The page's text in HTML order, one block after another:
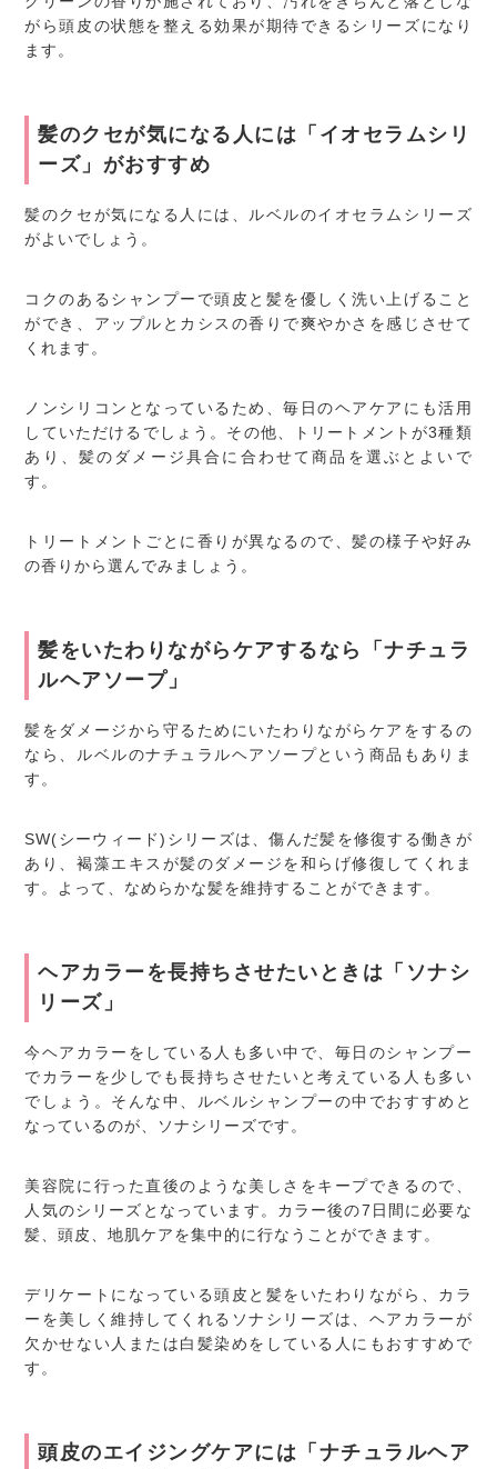
がら頭皮の状態を整える効果が期待できるシリーズになり
ます。
髪のクセが気になる人には「イオセラムシリ
ーズ」がおすすめ
髪のクセが気になる人には、ルベルのイオセラムシリーズ
がよいでしょう。
コクのあるシャンプーで頭皮と髪を優しく洗い上げること
ができ、アップルとカシスの香りで爽やかさを感じさせて
くれます。
ノンシリコンとなっているため、毎日のヘアケアにも活用
していただけるでしょう。その他、トリートメントが3種類
あり、髪のダメージ具合に合わせて商品を選ぶとよいで
す。
トリートメントごとに香りが異なるので、髪の様子や好み
の香りから選んでみましょう。
髪をいたわりながらケアするなら「ナチュラ
ルヘアソープ」
髪をダメージから守るためにいたわりながらケアをするの
なら、ルベルのナチュラルヘアソープという商品もありま
す。
SW(シーウィード)シリーズは、傷んだ髪を修復する働きが
あり、褐藻エキスが髪のダメージを和らげ修復してくれま
す。よって、なめらかな髪を維持することができます。
ヘアカラーを長持ちさせたいときは「ソナシ
リーズ」
今ヘアカラーをしている人も多い中で、毎日のシャンプー
でカラーを少しでも長持ちさせたいと考えている人も多い
でしょう。そんな中、ルベルシャンプーの中でおすすめと
なっているのが、ソナシリーズです。
美容院に行った直後のような美しさをキープできるので、
人気のシリーズとなっています。カラー後の7日間に必要な
髪、頭皮、地肌ケアを集中的に行なうことができます。
デリケートになっている頭皮と髪をいたわりながら、カラ
ーを美しく維持してくれるソナシリーズは、ヘアカラーが
欠かせない人または白髪染めをしている人にもおすすめで
す。
頭皮のエイジングケアには「ナチュラルヘア